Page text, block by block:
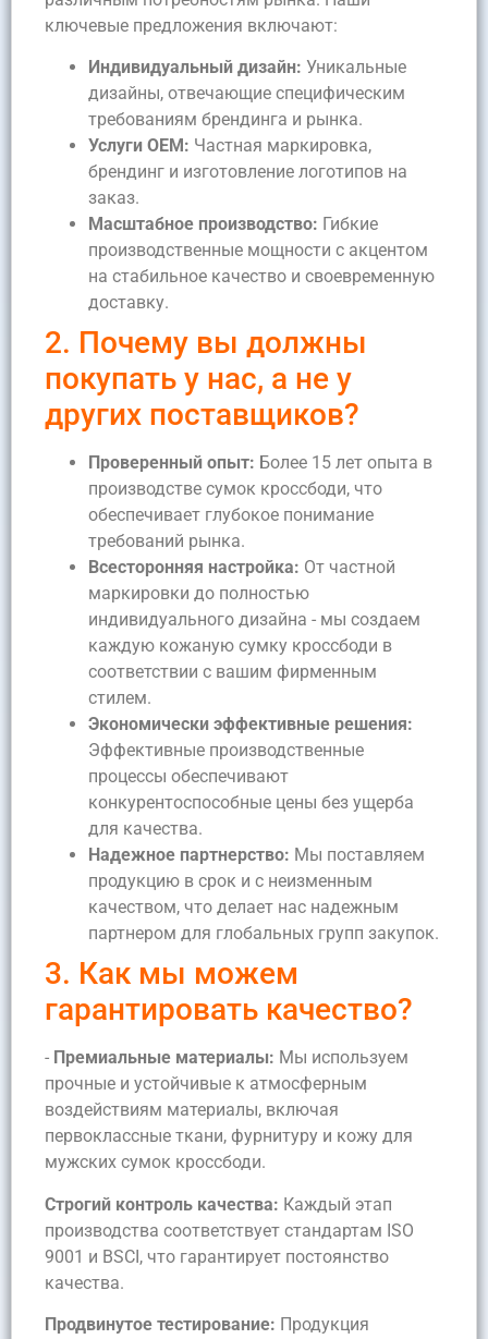
ключевые предложения включают:
Индивидуальный дизайн: Уникальные
дизайны, отвечающие специфическим
требованиям брендинга и рынка.
Услуги OEM: Частная маркировка,
брендинг и изготовление логотипов на
заказ.
Масштабное производство: Гибкие
производственные мощности с акцентом
на стабильное качество и своевременную
доставку.
2. Почему вы должны
покупать у нас, а не у
других поставщиков?
Проверенный опыт: Более 15 лет опыта в
производстве сумок кроссбоди, что
обеспечивает глубокое понимание
требований рынка.
Всесторонняя настройка: От частной
маркировки до полностью
индивидуального дизайна - мы создаем
каждую кожаную сумку кроссбоди в
соответствии с вашим фирменным
стилем.
Экономически эффективные решения:
Эффективные производственные
процессы обеспечивают
конкурентоспособные цены без ущерба
для качества.
Надежное партнерство: Мы поставляем
продукцию в срок и с неизменным
качеством, что делает нас надежным
партнером для глобальных групп закупок.
3. Как мы можем
гарантировать качество?
- Премиальные материалы: Мы используем
прочные и устойчивые к атмосферным
воздействиям материалы, включая
первоклассные ткани, фурнитуру и кожу для
мужских сумок кроссбоди.
Строгий контроль качества: Каждый этап
производства соответствует стандартам ISO
9001 и BSCI, что гарантирует постоянство
качества.
Продвинутое тестирование: Продукция